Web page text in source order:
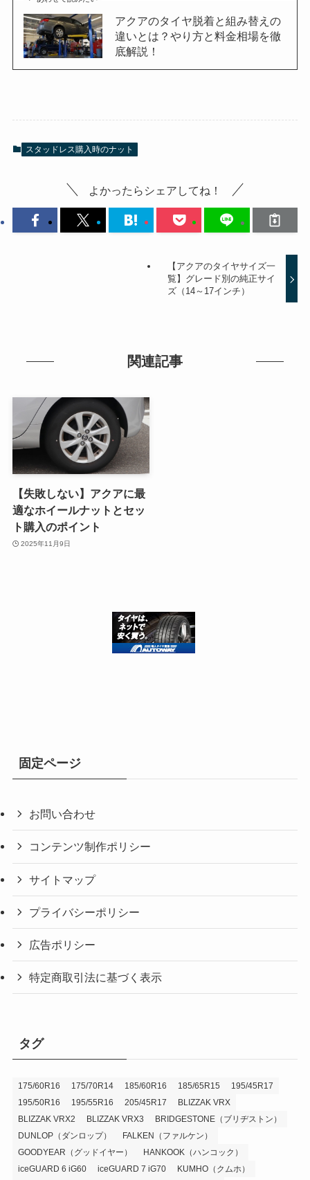
アクアのタイヤ脱着と組み替えの
違いとは？やり方と料金相場を徹
底解説！
スタッドレス購入時のナット
よかったらシェアしてね！
【アクアのタイヤサイズ一
覧】グレード別の純正サイ
ズ（14～17インチ）
関連記事
【失敗しない】アクアに最
適なホイールナットとセッ
ト購入のポイント
2025年11月9日
固定ページ
お問い合わせ
コンテンツ制作ポリシー
サイトマップ
プライバシーポリシー
広告ポリシー
特定商取引法に基づく表示
タグ
175/60R16 175/70R14 185/60R16 185/65R15
195/45R17
195/50R16
195/55R16 205/45R17
BLIZZAK VRX
BLIZZAK VRX2
BLIZZAK VRX3
BRIDGESTONE（ブリヂストン）
DUNLOP（ダンロップ）
FALKEN（ファルケン）
GOODYEAR（グッドイヤー）
HANKOOK（ハンコック）
iceGUARD 6 iG60
iceGUARD 7 iG70 KUMHO（クムホ）